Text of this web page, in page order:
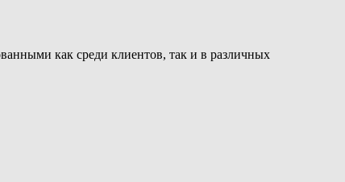
как среди клиентов, так и в различных